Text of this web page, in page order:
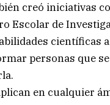
creó iniciativas
Escolar de
científicas
personas que
en cualquier